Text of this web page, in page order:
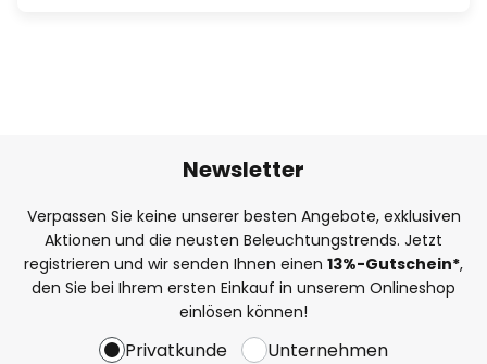
Newsletter
Verpassen Sie keine unserer besten Angebote, exklusiven
Aktionen und die neusten Beleuchtungstrends. Jetzt
registrieren und wir senden Ihnen einen 13%-Gutschein*,
den Sie bei Ihrem ersten Einkauf in unserem Onlineshop
einlösen können!
Privatkunde Unternehmen